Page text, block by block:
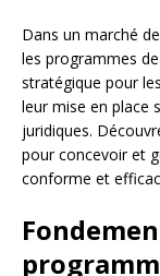
Dans un marché
les programmes
stratégique pour
leur mise en place
juridiques.
pour concevoir et
conforme et